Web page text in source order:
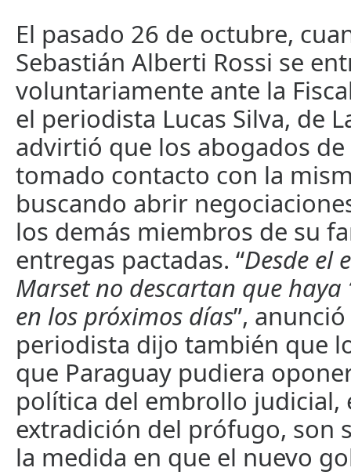
El pasado 26 de octubre,
Sebastián Alberti Rossi se
voluntariamente ante la
el periodista Lucas Silva, de
advirtió que los abogados
tomado contacto con la
buscando abrir
los demás miembros de su
entregas pactadas. “Desde el
Marset no descartan que haya
en los próximos días”,
periodista dijo también que
que Paraguay pudiera
política del embrollo judicial,
extradición del prófugo, son
la medida en que el nuevo